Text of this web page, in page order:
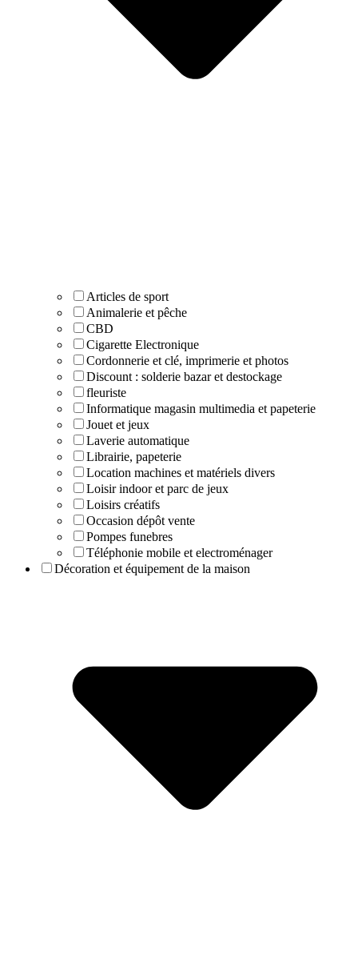
Articles de sport
Animalerie et pêche
CBD
Cigarette Electronique
Cordonnerie et clé, imprimerie et photos
Discount : solderie bazar et destockage
fleuriste
Informatique magasin multimedia et papeterie
Jouet et jeux
Laverie automatique
Librairie, papeterie
Location machines et matériels divers
Loisir indoor et parc de jeux
Loisirs créatifs
Occasion dépôt vente
Pompes funebres
Téléphonie mobile et electroménager
Décoration et équipement de la maison